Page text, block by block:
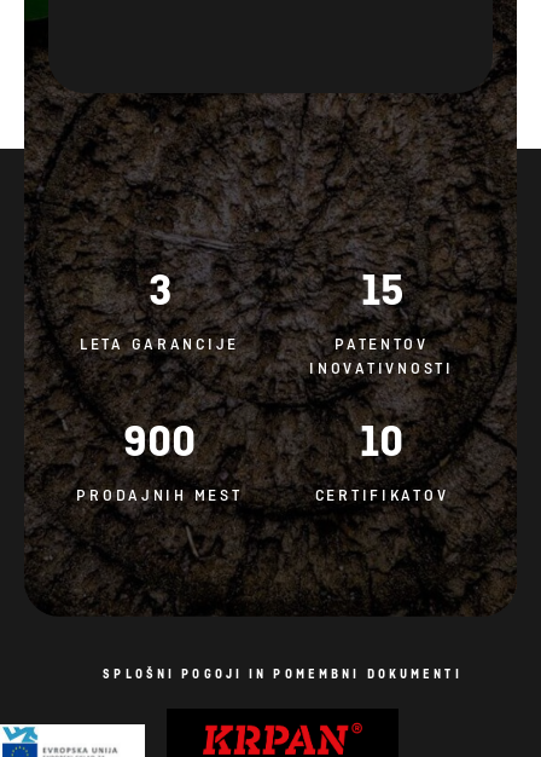
3
LETA GARANCIJE
15
PATENTOV
INOVATIVNOSTI
900
PRODAJNIH MEST
10
CERTIFIKATOV
SPLOŠNI POGOJI IN POMEMBNI DOKUMENTI